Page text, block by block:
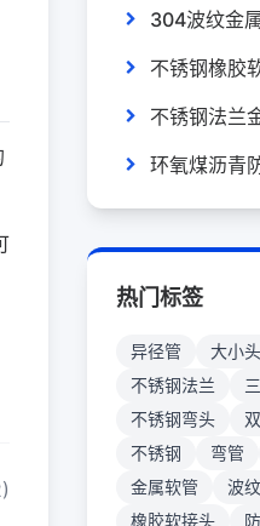
304波纹金
不锈钢橡胶
不锈钢法兰
环氧煤沥青
热门标签
异径管 大小头
不锈钢法兰
不锈钢弯头
不锈钢
弯管
金属软管
波
橡胶软接头